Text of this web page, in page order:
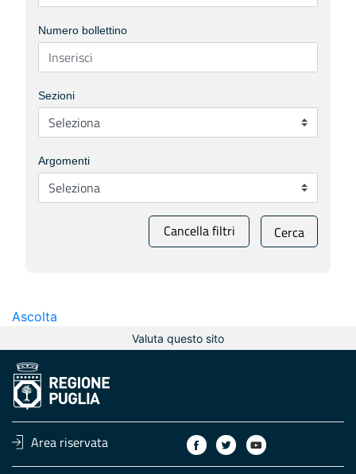
Numero bollettino
Sezioni
Argomenti
Cancella filtri Cerca
Ascolta
Valuta questo sito
Area riservata